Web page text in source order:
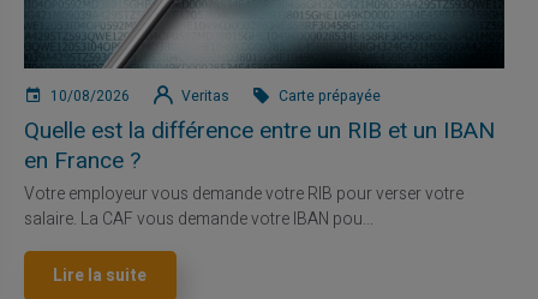
10/08/2026 Veritas Carte prépayée
Quelle est la différence entre un RIB et un IBAN
en France ?
Votre employeur vous demande votre RIB pour verser votre
salaire. La CAF vous demande votre IBAN pou...
Lire la suite